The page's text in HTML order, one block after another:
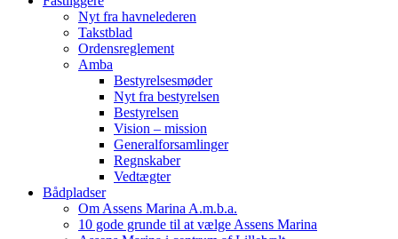
Nyt fra havnelederen
Takstblad
Ordensreglement
Amba
Bestyrelsesmøder
Nyt fra bestyrelsen
Bestyrelsen
Vision – mission
Generalforsamlinger
Regnskaber
Vedtægter
Bådpladser
Om Assens Marina A.m.b.a.
10 gode grunde til at vælge Assens Marina